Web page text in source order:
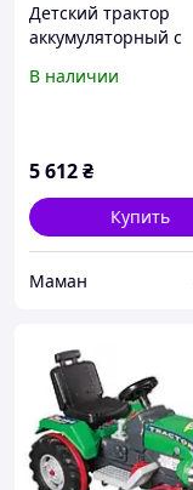
Детский трактор
аккумуляторный с
116-1
В наличии
5 612₴
Купить
Маман